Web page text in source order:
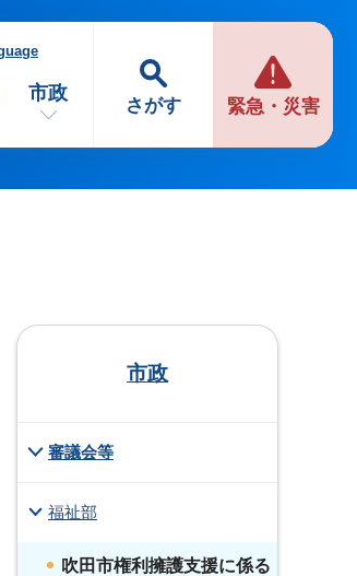
さがす 緊急・災害
市政
市政
審議会等
福祉部
吹田市権利擁護支援に係る